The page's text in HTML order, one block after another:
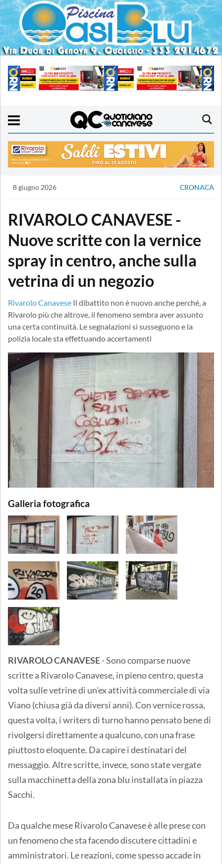
8 giugno 2026 CRONACA
RIVAROLO CANAVESE -
Nuove scritte con la vernice
spray in centro, anche sulla
vetrina di un negozio
Rivarolo Canavese Il dibattito non è nuovo anche perché, a
Rivarolo più che altrove, il fenomeno sembra aver assunto
una certa continuità. Le segnalazioni si susseguono e la
polizia locale sta effettuando accertamenti
Galleria fotografica
RIVAROLO CANAVESE- Sono comparse nuove
scritte a Rivarolo Canavese, in pieno centro, questa
volta sulle vetrine di un'ex attività commerciale di via
Viano (chiusa già da diversi anni). Con vernice rossa,
questa volta, i writers di turno hanno pensato bene di
rivolgersi direttamente a qualcuno, con una frase
piuttosto eloquente. Da capire i destinatari del
messaggio. Altre scritte, invece, sono state vergate
sulla macchinetta della zona blu installata in piazza
Sacchi.
Da qualche mese Rivarolo Canavese è alle prese con
un fenomeno che sta facendo discutere cittadini e
amministratori. Le reazioni, come spesso accade in